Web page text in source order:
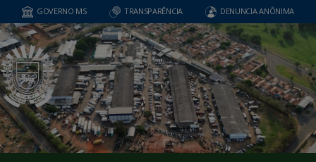
GOVERNO MS TRANSPARÊNCIA DENUNCIA ANÔNIMA